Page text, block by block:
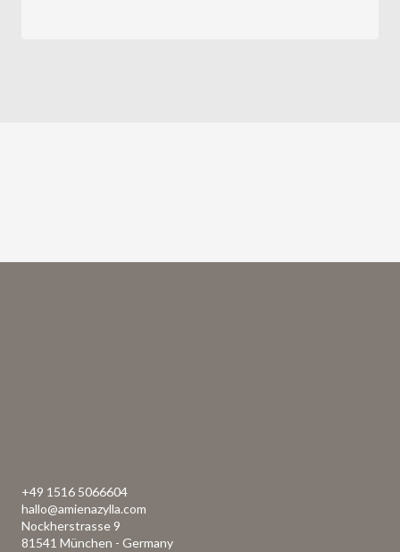
+49 1516 5066604
hallo@amienazylla.com
Nockherstrasse 9
81541 München - Germany